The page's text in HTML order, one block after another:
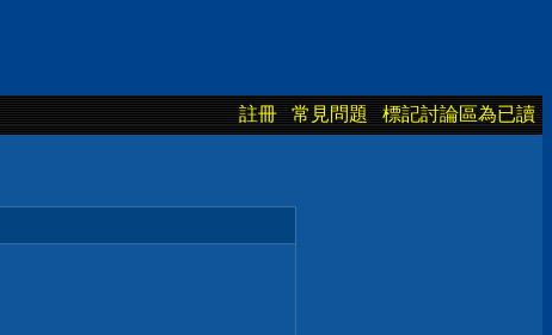
註冊 常見問題 標記討論區為已讀